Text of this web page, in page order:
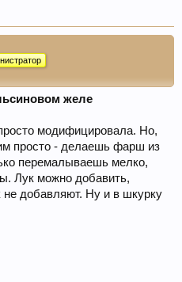
желе
модифицировала. Но,
просто - делаешь фарш из
перемалываешь мелко,
Лук можно добавить,
добавляют. Ну и в шкурку